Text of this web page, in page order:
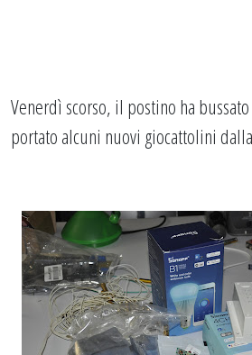
Venerdì scorso, il postino ha
portato alcuni nuovi giocattolini